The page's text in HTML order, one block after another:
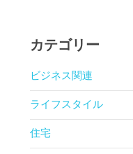
カテゴリー
ビジネス関連
ライフスタイル
住宅